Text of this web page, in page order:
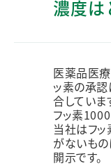
濃度は
医薬品医
ッ素の承
合していま
フッ素
当社はフ
がないも
開示です。